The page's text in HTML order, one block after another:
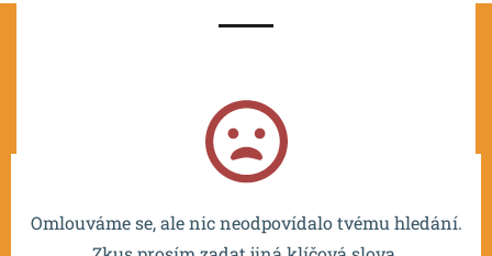
Omlouváme se, ale nic neodpovídalo tvému hledání.